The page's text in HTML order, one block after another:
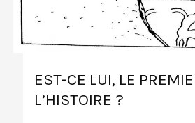
EST-CE LUI, LE
L’HISTOIRE ?